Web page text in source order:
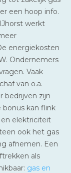
een hoop info.
werkt
energiekosten
Ondernemers
Vaak
van o.a.
bedrijven zijn
bonus kan flink
en elektriciteit
ook het gas
afnemen. Een
als
gas en